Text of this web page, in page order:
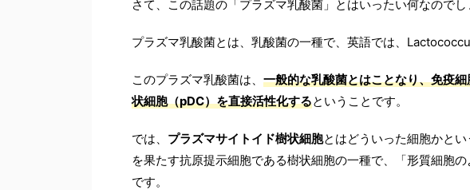
さて、この話題の「プラズマ乳酸菌」とはいったい何なのでし
プラズマ乳酸菌とは、乳酸菌の一種で、英語では、
このプラズマ乳酸菌は、 一般的な乳酸菌とはことなり、免疫
状細胞（pDC）を直接活性化するということです。
では、 プラズマサイトイド樹状細胞とはどういった細胞かと
を果たす抗原提示細胞である樹状細胞の一種で、「形質細胞
です。